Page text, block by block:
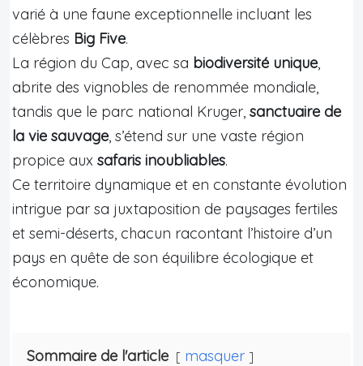
varié à une faune exceptionnelle incluant les
célèbres Big Five.
La région du Cap, avec sa biodiversité unique,
abrite des vignobles de renommée mondiale,
tandis que le parc national Kruger, sanctuaire de
la vie sauvage, s’étend sur une vaste région
propice aux safaris inoubliables.
Ce territoire dynamique et en constante évolution
intrigue par sa juxtaposition de paysages fertiles
et semi-déserts, chacun racontant l’histoire d’un
pays en quête de son équilibre écologique et
économique.
Sommaire de l'article
masquer